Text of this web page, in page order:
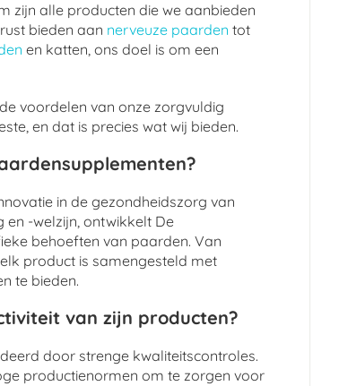
zijn alle producten die we aanbieden
bieden aan nerveuze paarden tot
en katten, ons doel is om een
voordelen van onze zorgvuldig
en dat is precies wat wij bieden.
in de gezondheidszorg van
en -welzijn, ontwikkelt De
behoeften van paarden. Van
product is samengesteld met
te bieden.
van zijn producten?
door strenge kwaliteitscontroles.
productienormen om te zorgen voor